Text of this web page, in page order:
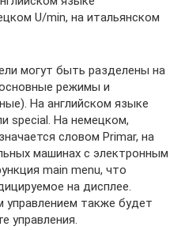
U/min, на итальянском
могут быть разделены на
режимы и
На английском языке
special. На немецком,
словом Primar, на
машинах с электронным
main menu, что
на дисплее.
также будет
управления.